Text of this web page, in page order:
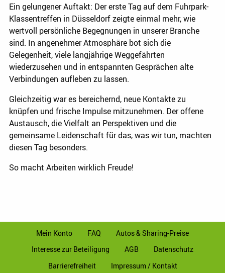
Ein gelungener Auftakt: Der erste Tag auf dem Fuhrpark-
Klassentreffen in Düsseldorf zeigte einmal mehr, wie
wertvoll persönliche Begegnungen in unserer Branche
sind. In angenehmer Atmosphäre bot sich die
Gelegenheit, viele langjährige Weggefährten
wiederzusehen und in entspannten Gesprächen alte
Verbindungen aufleben zu lassen.
Gleichzeitig war es bereichernd, neue Kontakte zu
knüpfen und frische Impulse mitzunehmen. Der offene
Austausch, die Vielfalt an Perspektiven und die
gemeinsame Leidenschaft für das, was wir tun, machten
diesen Tag besonders.
So macht Arbeiten wirklich Freude!
Mein Konto FAQ
Autos & Sharing-Preise
Interesse zur Beteiligung
AGB
Datenschutz
Barrierefreiheit
Impressum / Kontakt